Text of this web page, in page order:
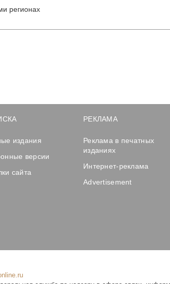
регионах
издания
версии
сайта
РЕКЛАМА
Реклама в печатных
изданиях
Интернет-реклама
Advertisement